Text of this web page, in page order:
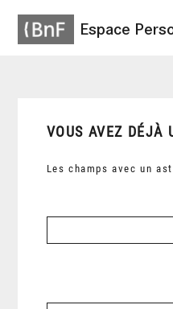
Espace
VOUS AVEZ DÉJÀ
Les champs avec un